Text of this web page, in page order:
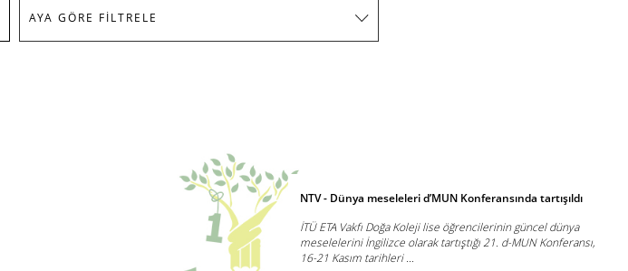
NTV - Dünya meseleleri d’MUN Konferansında tartışıldı
İTÜ ETA Vakfı Doğa Koleji lise öğrencilerinin güncel dünya
meselelerini İngilizce olarak tartıştığı 21. d-MUN Konferansı,
16-21 Kasım tarihleri ...